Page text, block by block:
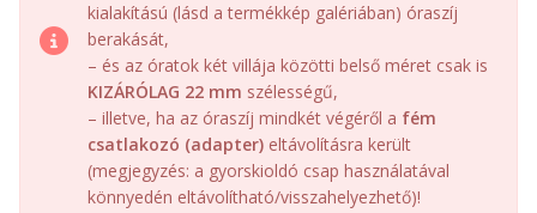
kialakítású (lásd a termékkép galériában) óraszíj
berakását,
– és az óratok két villája közötti belső méret csak is
KIZÁRÓLAG 22 mm szélességű,
– illetve, ha az óraszíj mindkét végéről a fém
csatlakozó (adapter) eltávolításra került
(megjegyzés: a gyorskioldó csap használatával
könnyedén eltávolítható/visszahelyezhető)!